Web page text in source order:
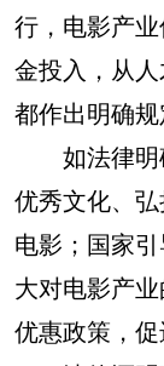
行，电影产
金投入，从
都作出明确规
如法律明
优秀文化、
电影；国家
大对电影产
优惠政策，促